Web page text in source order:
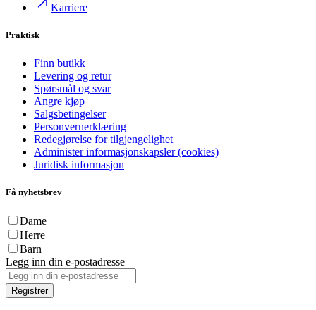
Karriere
Praktisk
Finn butikk
Levering og retur
Spørsmål og svar
Angre kjøp
Salgsbetingelser
Personvernerklæring
Redegjørelse for tilgjengelighet
Administer informasjonskapsler (cookies)
Juridisk informasjon
Få nyhetsbrev
Dame
Herre
Barn
Legg inn din e-postadresse
Registrer